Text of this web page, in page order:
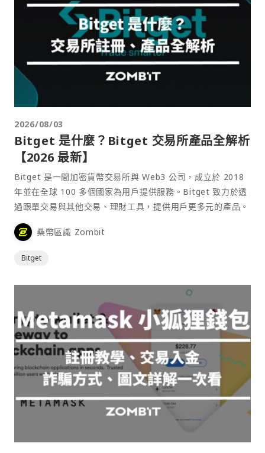
2026/08/03
Bitget 是什麼？Bitget 交易所產品全解析
【2026 最新】
Bitget 是一間加密貨幣交易所與 Web3 公司，成立於 2018
年並在全球 100 多個國家為用戶提供服務。Bitget 致力於透
過跟單交易與其他交易、理財工具，提供用戶更多元的產品。
桑幣區識 Zombit
Bitget